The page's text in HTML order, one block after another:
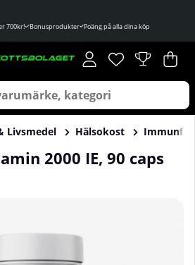
700kr! Bonusprodukter Poäng på alla dina köp
Önskelista
Antal i
. .
Livsmedel Hälsokost
2000 IE, 90 caps
vitamin 2000 IE, 90 caps